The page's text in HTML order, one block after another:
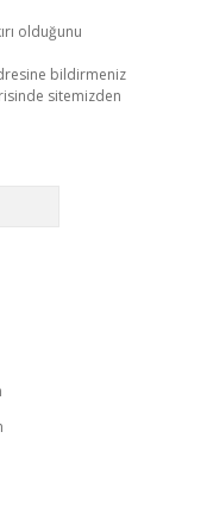
olduğunu
bildirmeniz
sitemizden